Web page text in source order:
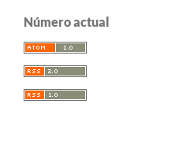
Número actual